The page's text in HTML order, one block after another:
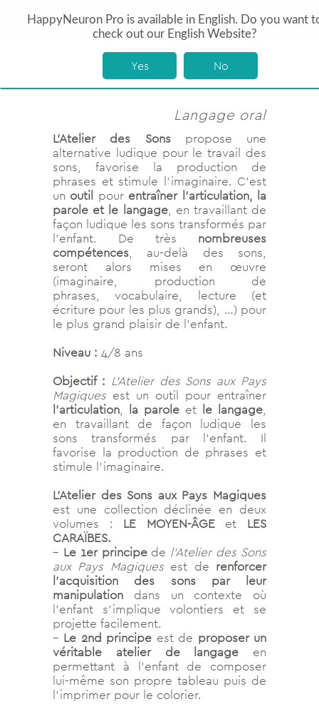
L’atelier des sons
Langage oral
L’Atelier des Sonspropose une
alternative ludique pour le travail des
sons, favorise la production de
phrases et stimule l’imaginaire. C’est
un outil pour entraîner l’articulation, la
parole et le langage, en travaillant de
façon ludique les sons transformés par
l’enfant. De très nombreuses
compétences, au-delà des sons,
seront alors mises en œuvre
(imaginaire, production de
phrases, vocabulaire, lecture (et
écriture pour les plus grands), …) pour
le plus grand plaisir de l’enfant.
Niveau : 4/8 ans
Objectif : L’Atelier des Sons aux Pays
Magiques est un outil pour entraîner
l’articulation, la parole et le langage,
en travaillant de façon ludique les
sons transformés par l’enfant. Il
favorise la production de phrases et
stimule l’imaginaire.
L’Atelier des Sons aux Pays Magiques
est une collection déclinée en deux
volumes : LE MOYEN-ÂGEet LES
CARAÏBES.
– Le 1er principede l’Atelier des Sons
aux Pays Magiques est de renforcer
l’acquisition des sons par leur
manipulation dans un contexte où
l’enfant s’implique volontiers et se
projette facilement.
– Le 2nd principe est de proposer un
véritable atelier de langage en
permettant à l’enfant de composer
lui-même son propre tableau puis de
l’imprimer pour le colorier.
HappyNeuron Pro is available in English. Do you want
check out our English Website?
Yes No